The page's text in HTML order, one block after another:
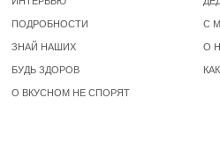
ПОДРОБНОСТИ
ЗНАЙ НАШИХ
БУДЬ ЗДОРОВ
О ВКУСНОМ НЕ СПОРЯТ
С
О